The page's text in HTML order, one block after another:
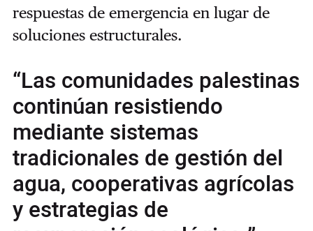
respuestas de emergencia en lugar de
soluciones estructurales.
“Las comunidades palestinas
continúan resistiendo
mediante sistemas
tradicionales de gestión del
agua, cooperativas agrícolas
y estrategias de